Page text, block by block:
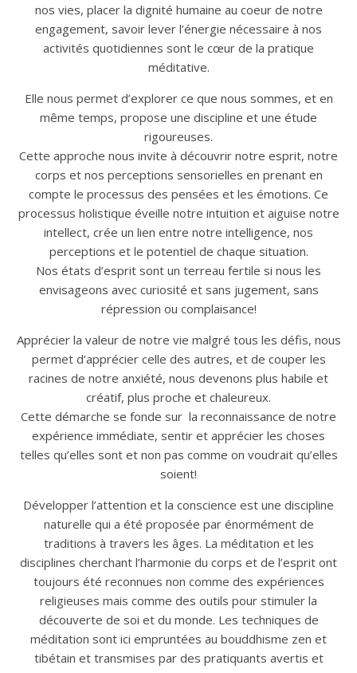
nos vies, placer la dignité humaine au coeur de notre
engagement, savoir lever l’énergie nécessaire à nos
activités quotidiennes sont le cœur de la pratique
méditative.
Elle nous permet d’explorer ce que nous sommes, et en
même temps, propose une discipline et une étude
rigoureuses.
Cette approche nous invite à découvrir notre esprit, notre
corps et nos perceptions sensorielles en prenant en
compte le processus des pensées et les émotions. Ce
processus holistique éveille notre intuition et aiguise notre
intellect, crée un lien entre notre intelligence, nos
perceptions et le potentiel de chaque situation.
Nos états d’esprit sont un terreau fertile si nous les
envisageons avec curiosité et sans jugement, sans
répression ou complaisance!
Apprécier la valeur de notre vie malgré tous les défis, nous
permet d’apprécier celle des autres, et de couper les
racines de notre anxiété, nous devenons plus habile et
créatif, plus proche et chaleureux.
Cette démarche se fonde sur la reconnaissance de notre
expérience immédiate, sentir et apprécier les choses
telles qu’elles sont et non pas comme on voudrait qu’elles
soient!
Développer l’attention et la conscience est une discipline
naturelle qui a été proposée par énormément de
traditions à travers les âges. La méditation et les
disciplines cherchant l’harmonie du corps et de l’esprit ont
toujours été reconnues non comme des expériences
religieuses mais comme des outils pour stimuler la
découverte de soi et du monde. Les techniques de
méditation sont ici empruntées au bouddhisme zen et
tibétain et transmises par des pratiquants avertis et